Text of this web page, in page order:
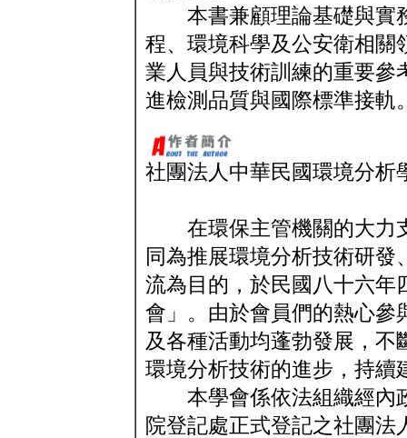
本書兼顧理論基礎與實
程、環境科學及公安衛相關
業人員與技術訓練的重要參
進檢測品質與國際標準接軌
社團法人中華民國環境分析
在環保主管機關的大力
同為推展環境分析技術研
流為目的，於民國八十六年
會」。由於會員們的熱心參
及各種活動均蓬勃發展，不
環境分析技術的進步，持續
本學會係依法組織經內
院登記處正式登記之社團